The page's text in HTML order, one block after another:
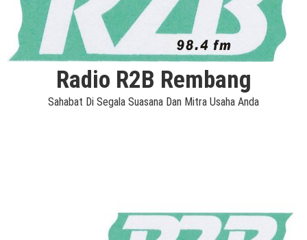
Radio R2B Rembang
Sahabat Di Segala Suasana Dan Mitra Usaha Anda